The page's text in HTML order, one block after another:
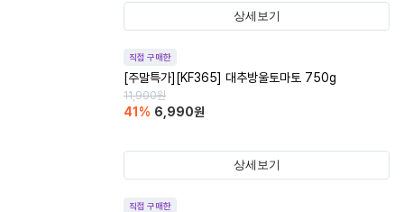
상세보기
직접 구매한
[주말특가][KF365] 대추방울토마토 750g
11,900원
41 % 6,990원
상세보기
직접 구매한